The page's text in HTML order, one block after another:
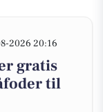
2026 20:16
gratis
til